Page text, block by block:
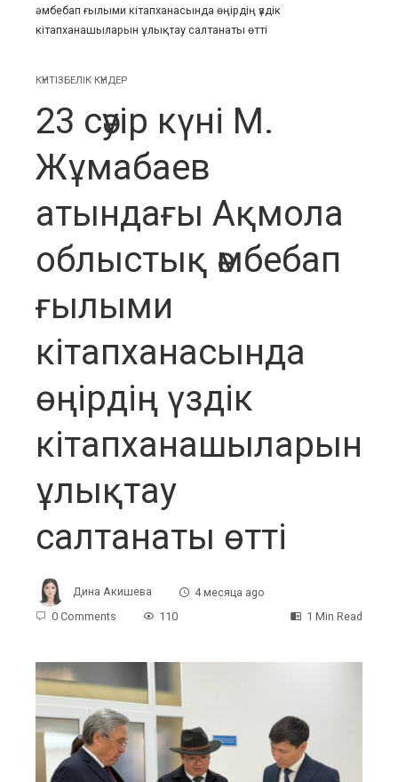
әмбебап ғылыми кітапханасында өңірдің үздік
кітапханашыларын ұлықтау салтанаты өтті
КҮНТІЗБЕЛІК КҮНДЕР
23 сәуір күні М.
Жұмабаев
атындағы Ақмола
облыстық әмбебап
ғылыми
кітапханасында
өңірдің үздік
кітапханашыларын
ұлықтау
салтанаты өтті
Дина Акишева
4 месяца ago
0 Comments
110 1 Min Read